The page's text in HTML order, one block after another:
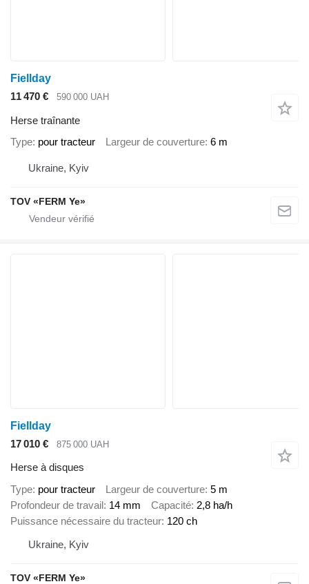
Fiellday
11 470 €
590 000 UAH
Herse traînante
Type pour tracteur Largeur de couverture 6 m
Ukraine, Kyiv
TOV «FERM Ye»
Fiellday
17 010 €
875 000 UAH
Herse à disques
Type pour tracteur Largeur de couverture 5 m
Profondeur de travail 14 mm Capacité 2,8 ha/h
Puissance nécessaire du tracteur 120 ch
Ukraine, Kyiv
TOV «FERM Ye»